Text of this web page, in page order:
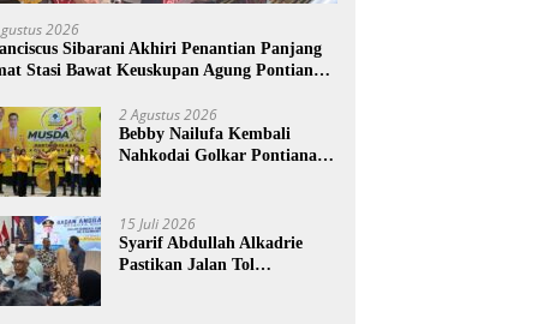
2026
Sibarani Akhiri Penantian Panjang
Stasi Bawat Keuskupan Agung Pontianak,
2 Agustus 2026
Bebby Nailufa Kembali
Nahkodai Golkar Pontianak,
15 Juli 2026
Syarif Abdullah Alkadrie
Pastikan Jalan Tol